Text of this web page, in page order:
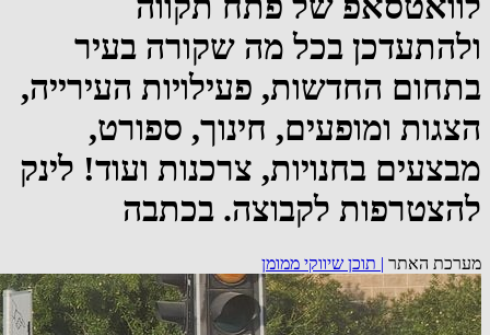
ולהתעדכן בכל מה שקורה בעיר
בתחום החדשות, פעילויות העירייה,
הצגות ומופעים, חינוך, ספורט,
מבצעים בחנויות, צרכנות ועוד! לינק
להצטרפות לקבוצה. בכתבה
מערכת האתר | תוכן שיווקי ממומן